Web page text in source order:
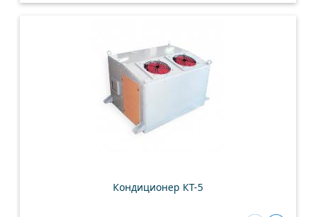
Кондиционер КТ-5